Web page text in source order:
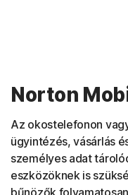
Norton
Az okostelefonon
ügyintézés, vásárlás
személyes adat
eszközöknek is
bűnözők